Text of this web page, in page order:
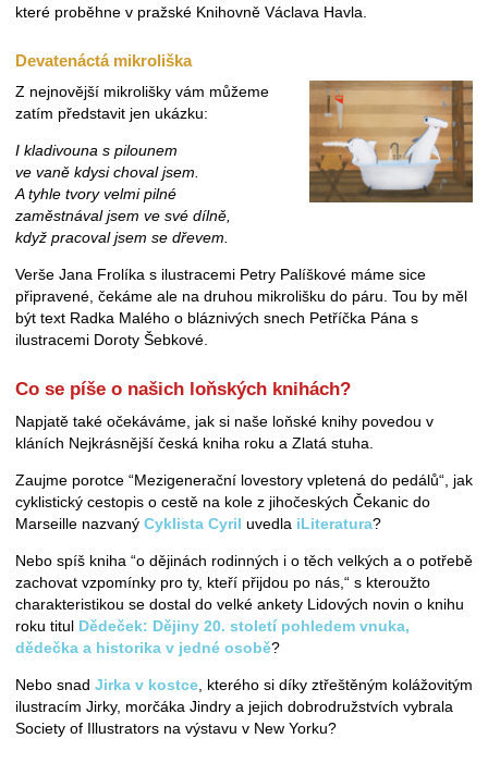
které proběhne v pražské Knihovně Václava Havla.
Devatenáctá mikroliška
Z nejnovější mikrolišky vám můžeme
zatím představit jen ukázku:
I kladivouna s pilounem
ve vaně kdysi choval jsem.
A tyhle tvory velmi pilné
zaměstnával jsem ve své dílně,
když pracoval jsem se dřevem.
Verše Jana Frolíka s ilustracemi Petry Palíškové máme sice
připravené, čekáme ale na druhou mikrolišku do páru. Tou by měl
být text Radka Malého o bláznivých snech Petříčka Pána s
ilustracemi Doroty Šebkové.
Co se píše o našich loňských knihách?
Napjatě také očekáváme, jak si naše loňské knihy povedou v
kláních Nejkrásnější česká kniha roku a Zlatá stuha.
Zaujme porotce “Mezigenerační lovestory vpletená do pedálů“, jak
cyklistický cestopis o cestě na kole z jihočeských Čekanic do
Marseille nazvaný Cyklista Cyril uvedla iLiteratura?
Nebo spíš kniha “o dějinách rodinných i o těch velkých a o potřebě
zachovat vzpomínky pro ty, kteří přijdou po nás,“ s kteroužto
charakteristikou se dostal do velké ankety Lidových novin o knihu
roku titul Dědeček: Dějiny 20. století pohledem vnuka,
dědečka a historika v jedné osobě?
Nebo snad Jirka v kostce , kterého si díky ztřeštěným kolážovitým
ilustracím Jirky, morčáka Jindry a jejich dobrodružstvích vybrala
Society of Illustrators na výstavu v New Yorku?